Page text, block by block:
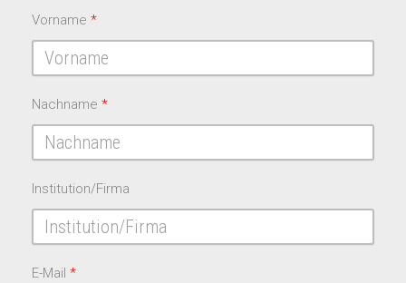
Vorname
Nachname
Institution/Firma
E-Mail